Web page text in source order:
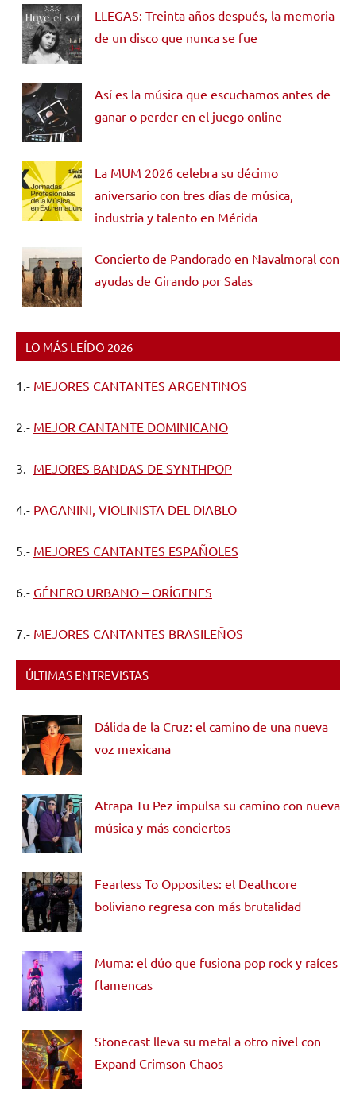
LLEGAS: Treinta años después, la memoria
de un disco que nunca se fue
Así es la música que escuchamos antes de
ganar o perder en el juego online
La MUM 2026 celebra su décimo
aniversario con tres días de música,
industria y talento en Mérida
Concierto de Pandorado en Navalmoral con
ayudas de Girando por Salas
LO MÁS LEÍDO 2026
1.- MEJORES CANTANTES ARGENTINOS
2.- MEJOR CANTANTE DOMINICANO
3.- MEJORES BANDAS DE SYNTHPOP
4.- PAGANINI, VIOLINISTA DEL DIABLO
5.- MEJORES CANTANTES ESPAÑOLES
6.- GÉNERO URBANO – ORÍGENES
7.- MEJORES CANTANTES BRASILEÑOS
ÚLTIMAS ENTREVISTAS
Dálida de la Cruz: el camino de una nueva
voz mexicana
Atrapa Tu Pez impulsa su camino con nueva
música y más conciertos
Fearless To Opposites: el Deathcore
boliviano regresa con más brutalidad
Muma: el dúo que fusiona pop rock y raíces
flamencas
Stonecast lleva su metal a otro nivel con
Expand Crimson Chaos